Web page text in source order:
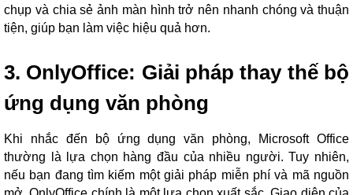
chụp và chia sẻ ảnh màn hình trở nên nhanh chóng và thuận
tiện, giúp bạn làm việc hiệu quả hơn.
3. OnlyOffice: Giải pháp thay thế bộ
ứng dụng văn phòng
Khi nhắc đến bộ ứng dụng văn phòng, Microsoft Office
thường là lựa chọn hàng đầu của nhiều người. Tuy nhiên,
nếu bạn đang tìm kiếm một giải pháp miễn phí và mã nguồn